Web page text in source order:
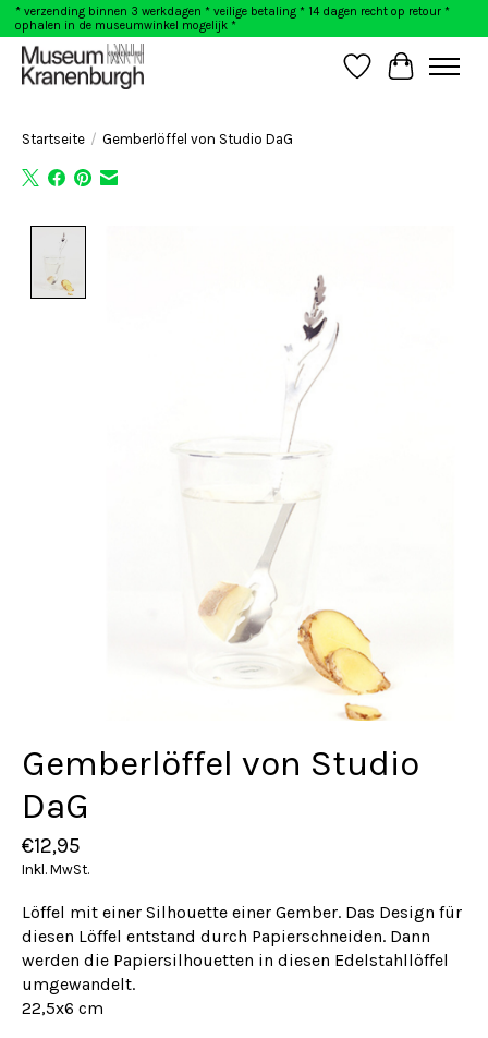
* verzending binnen 3 werkdagen * veilige betaling * 14 dagen recht op retour *
ophalen in de museumwinkel mogelijk *
Wunschzettel
Ihr
Startseite / Gemberlöffel von Studio DaG
Gemberlöffel von Studio
DaG
€12,95
Inkl. MwSt.
Löffel mit einer Silhouette einer Gember. Das Design für
diesen Löffel entstand durch Papierschneiden. Dann
werden die Papiersilhouetten in diesen Edelstahllöffel
umgewandelt.
22,5x6 cm